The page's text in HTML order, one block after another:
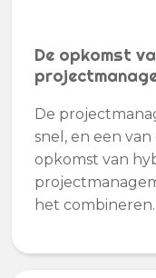
De opkomst
De
snel, en een
opkomst van
het combineren..